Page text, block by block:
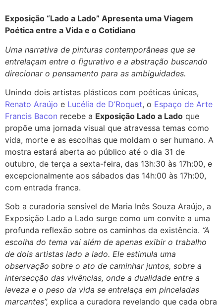
Exposição “Lado a Lado” Apresenta uma Viagem
Poética entre a Vida e o Cotidiano
Uma narrativa de pinturas contemporâneas que se
entrelaçam entre o figurativo e a abstração buscando
direcionar o pensamento para as ambiguidades.
Unindo dois artistas plásticos com poéticas únicas,
Renato Araújo e Lucélia de D’Roquet, o Espaço de Arte
Francis Bacon recebe a Exposição Lado a Lado que
propõe uma jornada visual que atravessa temas como
vida, morte e as escolhas que moldam o ser humano. A
mostra estará aberta ao público até o dia 31 de
outubro, de terça a sexta-feira, das 13h:30 às 17h:00, e
excepcionalmente aos sábados das 14h:00 às 17h:00,
com entrada franca.
Sob a curadoria sensível de Maria Inês Souza Araújo, a
Exposição Lado a Lado surge como um convite a uma
profunda reflexão sobre os caminhos da existência. “A
escolha do tema vai além de apenas exibir o trabalho
de dois artistas lado a lado. Ele estimula uma
observação sobre o ato de caminhar juntos, sobre a
intersecção das vivências, onde a dualidade entre a
leveza e o peso da vida se entrelaça em pinceladas
marcantes”, explica a curadora revelando que cada obra